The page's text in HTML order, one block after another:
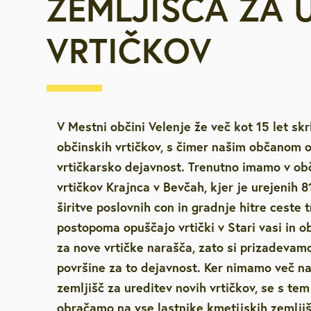
Vpišite iskalni niz
Urejanje
Varstvo okolja
Mestna
Družbene
Zaščita in
VRTIČKOV
V Mestni občini Velenje že več kot 15 let
občinskih vrtičkov, s čimer našim občanom
vrtičkarsko dejavnost. Trenutno imamo v
vrtičkov Krajnca v Bevčah, kjer je urejenih
širitve poslovnih con in gradnje hitre ceste
postopoma opuščajo vrtički v Stari vasi in
za nove vrtičke narašča, zato si
površine za to dejavnost. Ker nimamo več
zemljišč za ureditev novih vrtičkov, se s
obračamo na vse lastnike kmetijskih